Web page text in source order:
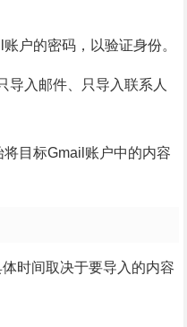
户的密码，以验证身份。
导入邮件、只导入联系人
将目标Gmail账户中的内容
时间取决于要导入的内容